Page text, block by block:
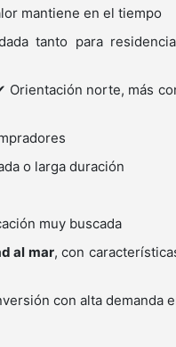
mantiene en el tiempo
tanto para
Orientación norte, más
o larga duración
muy buscada
al mar, con
con alta demanda